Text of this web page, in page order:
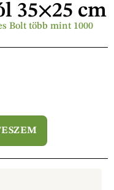
Bolt több mint 1000
35×25 cm